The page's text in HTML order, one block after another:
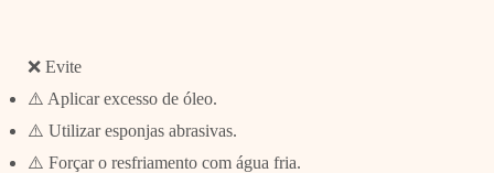
❌ Evite
⚠️ Aplicar excesso de óleo.
⚠️ Utilizar esponjas abrasivas.
⚠️ Forçar o resfriamento com água fria.